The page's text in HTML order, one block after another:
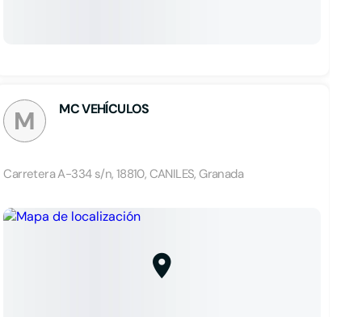
M MC VEHÍCULOS
Carretera A-334 s/n, 18810, CANILES, Granada